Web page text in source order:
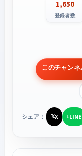
1,650
登録者数
このチャンネ
シェア： 𝕏X LLINE